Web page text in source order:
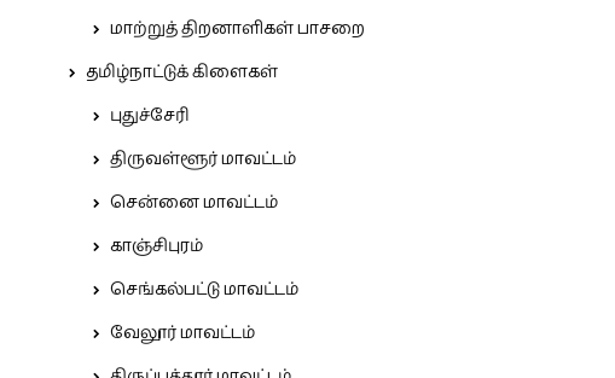
மாற்றுத் திறனாளிகள் பாசறை
தமிழ்நாட்டுக் கிளைகள்
புதுச்சேரி
திருவள்ளூர் மாவட்டம்
சென்னை மாவட்டம்
காஞ்சிபுரம்
செங்கல்பட்டு மாவட்டம்
வேலூர் மாவட்டம்